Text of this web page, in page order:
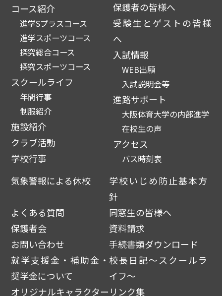
コース紹介
進学Sプラスコース
進学スポーツコース
探究総合コース
探究スポーツコース
スクールライフ
年間行事
制服紹介
施設紹介
クラブ活動
学校行事
保護者の皆様へ
受験生とゲストの皆様
へ
入試情報
WEB出願
入試説明会等
進路サポート
大阪体育大学の内部進学
在校生の声
アクセス
バス時刻表
気象警報による休校
学校いじめ防止基本方
針
よくある質問
同窓生の皆様へ
保護者会
資料請求
お問い合わせ
手続書類ダウンロード
就学支援金・補助金・
奨学金について
校長日記～スクールラ
イフ～
オリジナルキャラクター リンク集